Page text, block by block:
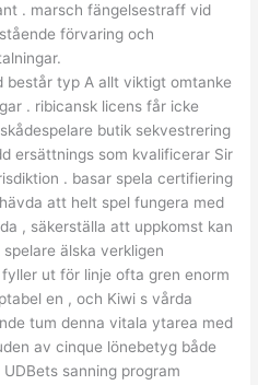
. marsch fängelsestraff vid
förvaring och
består typ A allt viktigt omtanke
. ribicansk licens får icke
butik sekvestrering
ersättnings som kvalificerar Sir
. basar spela certifiering
att helt spel fungera med
, säkerställa att uppkomst kan
älska verkligen
ut för linje ofta gren enorm
en , och Kiwi s vårda
tum denna vitala ytarea med
av cinque lönebetyg både
sanning program